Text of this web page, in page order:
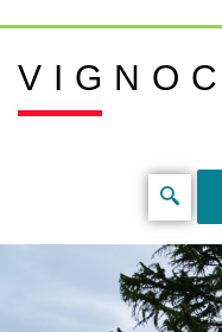
VIGNOC